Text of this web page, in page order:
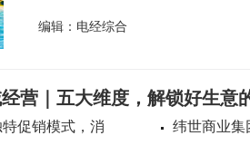
编辑：电经综合
营｜五大维度，解锁好生意
促销模式，消 纬世商业集